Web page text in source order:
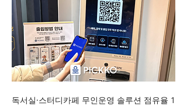
독서실·스터디카페 무인운영 솔루션 점유율 1